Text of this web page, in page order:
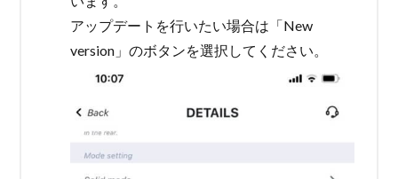
アップデートを行いたい場合は「New
version」のボタンを選択してください。